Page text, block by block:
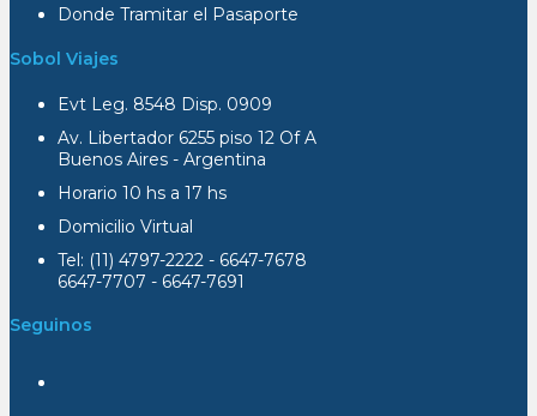
Donde Tramitar el Pasaporte
Sobol Viajes
Evt Leg. 8548 Disp. 0909
Av. Libertador 6255 piso 12 Of A
Buenos Aires - Argentina
Horario 10 hs a 17 hs
Domicilio Virtual
Tel: (11) 4797-2222 - 6647-7678
6647-7707 - 6647-7691
Seguinos